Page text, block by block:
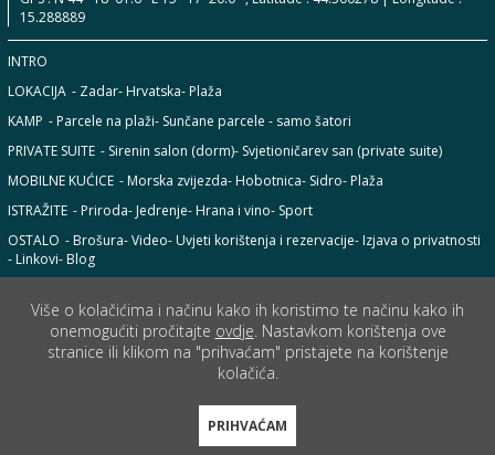
15.288889
INTRO
LOKACIJA - Zadar- Hrvatska- Plaža
KAMP - Parcele na plaži- Sunčane parcele - samo šatori
PRIVATE SUITE - Sirenin salon (dorm)- Svjetioničarev san (private suite)
MOBILNE KUĆICE - Morska zvijezda- Hobotnica- Sidro- Plaža
ISTRAŽITE - Priroda- Jedrenje- Hrana i vino- Sport
OSTALO - Brošura- Video- Uvjeti korištenja i rezervacije- Izjava o privatnosti
- Linkovi- Blog
Više o kolačićima i načinu kako ih koristimo te načinu kako ih
onemogućiti pročitajte ovdje. Nastavkom korištenja ove
stranice ili klikom na "prihvaćam" pristajete na korištenje
kolačića.
PRIHVAĆAM